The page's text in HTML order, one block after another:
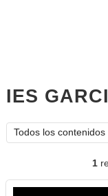
IES
Todos los contenidos
1